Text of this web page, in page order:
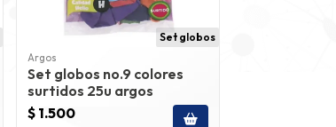
Set globos
Argos
Set globos no.9 colores
surtidos 25u argos
$ 1.500